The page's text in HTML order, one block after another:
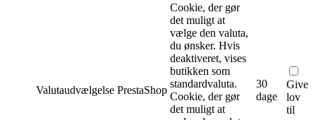
Valutaudvælgelse PrestaShop
Cookie, der gør
det muligt at
vælge den valuta,
du ønsker. Hvis
deaktiveret, vises
butikken som
standardvaluta.
Cookie, der gør
det muligt at
30
dage
Give
lov
til